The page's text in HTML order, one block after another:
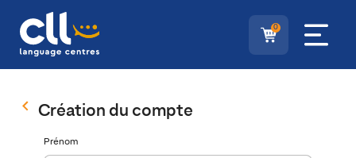
0
Création du compte
Prénom